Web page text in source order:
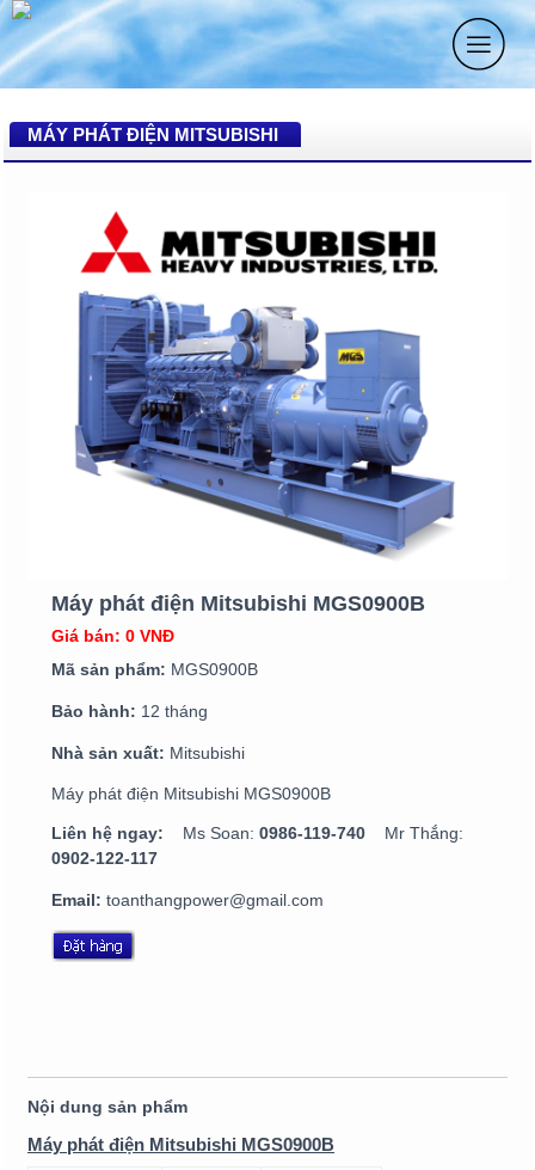
MÁY PHÁT ĐIỆN MITSUBISHI
Máy phát điện Mitsubishi MGS0900B
Giá bán: 0 VNĐ
Mã sản phẩm: MGS0900B
Bảo hành: 12 tháng
Nhà sản xuất: Mitsubishi
Máy phát điện Mitsubishi MGS0900B
Liên hệ ngay: Ms Soan: 0986-119-740 Mr Thắng:
0902-122-117
Email: toanthangpower@gmail.com
Nội dung sản phẩm
Máy phát điện Mitsubishi MGS0900B